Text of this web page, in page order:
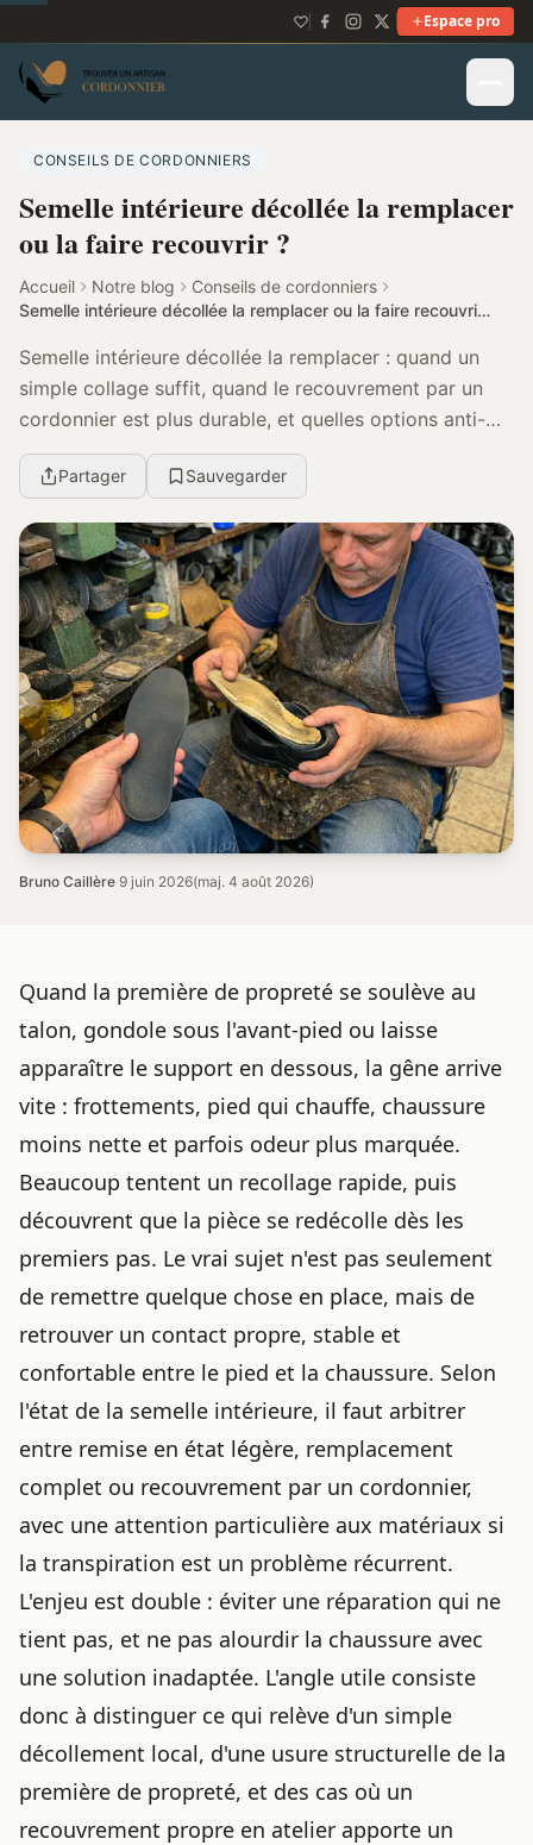
Espace pro
CONSEILS DE CORDONNIERS
Semelle intérieure décollée la remplacer
ou la faire recouvrir ?
Accueil Notre blog
Conseils de cordonniers
Semelle intérieure décollée la remplacer ou la faire recouvrir ?
Semelle intérieure décollée la remplacer : quand un
simple collage suffit, quand le recouvrement par un
cordonnier est plus durable, et quelles options anti-
transpiration retenir.
Partager Sauvegarder
Bruno Caillère·9 juin 2026(maj. 4 août 2026)
Quand la première de propreté se soulève au
talon, gondole sous l'avant-pied ou laisse
apparaître le support en dessous, la gêne arrive
vite : frottements, pied qui chauffe, chaussure
moins nette et parfois odeur plus marquée.
Beaucoup tentent un recollage rapide, puis
découvrent que la pièce se redécolle dès les
premiers pas. Le vrai sujet n'est pas seulement
de remettre quelque chose en place, mais de
retrouver un contact propre, stable et
confortable entre le pied et la chaussure. Selon
l'état de la semelle intérieure, il faut arbitrer
entre remise en état légère, remplacement
complet ou recouvrement par un cordonnier,
avec une attention particulière aux matériaux si
la transpiration est un problème récurrent.
L'enjeu est double : éviter une réparation qui ne
tient pas, et ne pas alourdir la chaussure avec
une solution inadaptée. L'angle utile consiste
donc à distinguer ce qui relève d'un simple
décollement local, d'une usure structurelle de la
première de propreté, et des cas où un
recouvrement propre en atelier apporte un